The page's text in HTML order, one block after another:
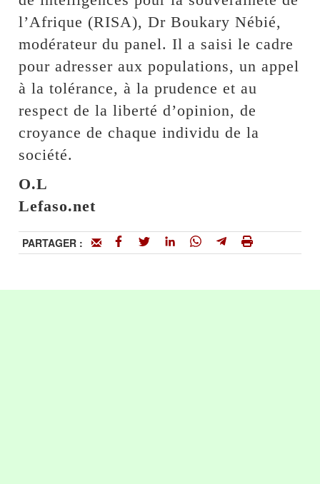
l’Afrique (RISA), Dr Boukary Nébié,
modérateur du panel. Il a saisi le cadre
pour adresser aux populations, un appel
à la tolérance, à la prudence et au
respect de la liberté d’opinion, de
croyance de chaque individu de la
société.
O.L
Lefaso.net
PARTAGER :